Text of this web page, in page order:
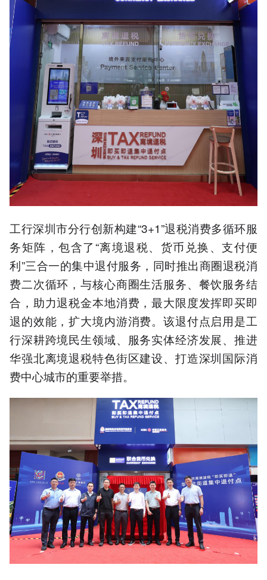
工行深圳市分行创新构建“3+1”退税消费多循环服
务矩阵，包含了“离境退税、货币兑换、支付便
利”三合一的集中退付服务，同时推出商圈退税消
费二次循环，与核心商圈生活服务、餐饮服务结
合，助力退税金本地消费，最大限度发挥即买即
退的效能，扩大境内游消费。该退付点启用是工
行深耕跨境民生领域、服务实体经济发展、推进
华强北离境退税特色街区建设、打造深圳国际消
费中心城市的重要举措。